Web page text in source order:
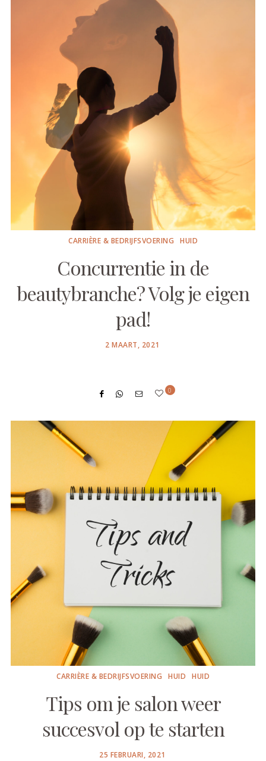
CARRIÈRE & BEDRIJFSVOERING HUID
Concurrentie in de
beautybranche? Volg je eigen
pad!
POSTED
2 MAART, 2021
0
CARRIÈRE & BEDRIJFSVOERING HUID HUID
Tips om je salon weer
succesvol op te starten
POSTED
25 FEBRUARI, 2021